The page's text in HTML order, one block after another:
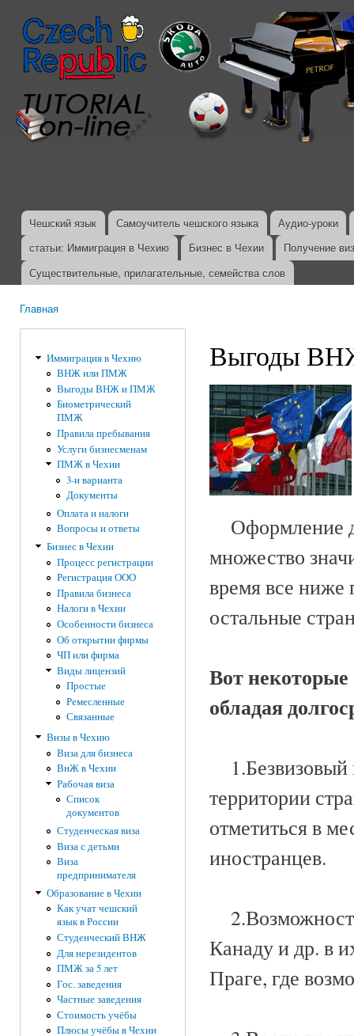
Главное меню
Чешский язык Самоучитель чешского языка
Аудио-уроки
статьи: Иммиграция в Чехию
Бизнес в Чехии
Получение
Существительные, прилагательные, семейства слов
Главная
Иммиграция в Чехию
ВНЖ или ПМЖ
Выгоды ВНЖ и ПМЖ
Биометрический
ПМЖ
Правила пребывания
Услуги бизнесменам
ПМЖ в Чехии
3-и варианта
Документы
Оплата и налоги
Вопросы и ответы
Бизнес в Чехии
Процесс регистрации
Регистрация ООО
Правила бизнеса
Налоги в Чехии
Особенности бизнеса
Об открытии фирмы
ЧП или фирма
Виды лицензий
Простые
Ремесленные
Связанные
Визы в Чехию
Виза для бизнеса
ВнЖ в Чехии
Рабочая виза
Список
документов
Студенческая виза
Виза с детьми
Виза
предпринимателя
Образование в Чехии
Как учат чешский
язык в России
Студенческий ВНЖ
Для нерезидентов
ПМЖ за 5 лет
Гос. заведения
Частные заведения
Стоимость учёбы
Плюсы учёбы в Чехии
Выгоды
Оформление
множество
время все ниже
остальные
Вот
обладая
1.Безвизовый
территории
отметиться в
иностранцев.
Канаду и др. в
Праге, где